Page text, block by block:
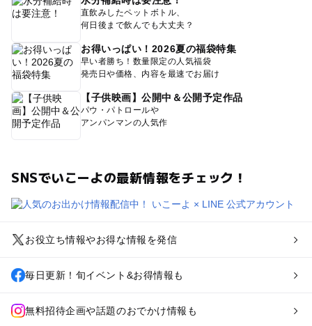
直飲みしたペットボトル、
何日後まで飲んでも大丈夫？
お得いっぱい！2026夏の福袋特集
早い者勝ち！数量限定の人気福袋
発売日や価格、内容を最速でお届け
【子供映画】公開中＆公開予定作品
パウ・パトロールや
アンパンマンの人気作
SNSでいこーよの最新情報をチェック！
お役立ち情報やお得な情報を発信
毎日更新！旬イベント&お得情報も
無料招待企画や話題のおでかけ情報も